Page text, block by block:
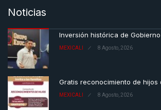
Noticias
Inversión histórica de
MEXICALI 8 Agosto, 2026
Gratis reconocimiento de hijos
MEXICALI 8 Agosto, 2026